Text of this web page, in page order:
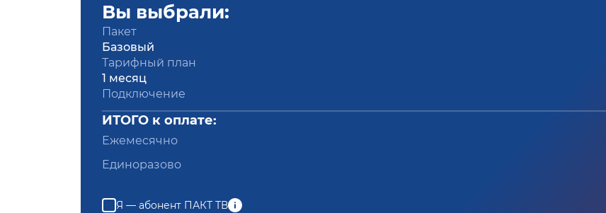
Вы выбрали:
Пакет
Базовый
Тарифный план
1 месяц
Подключение
ИТОГО к оплате:
Ежемесячно
Единоразово
Я — абонент ПАКТ ТВ